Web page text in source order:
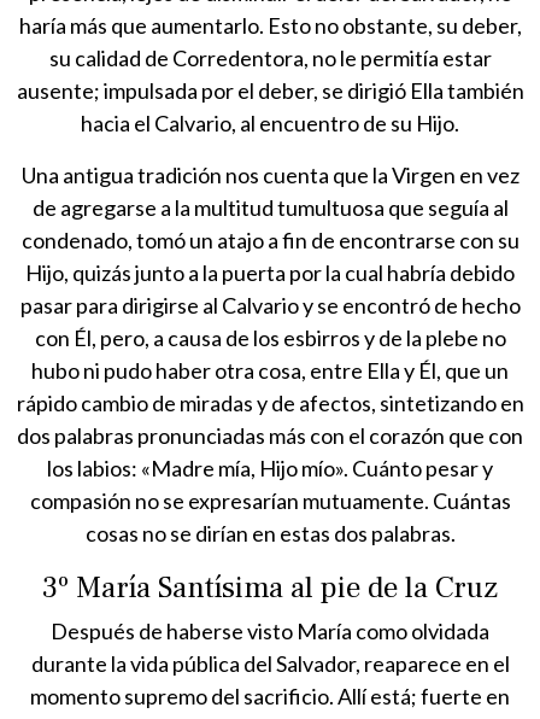
haría más que aumentarlo. Esto no obstante, su deber,
su calidad de Corredentora, no le permitía estar
ausente; impulsada por el deber, se dirigió Ella también
hacia el Calvario, al encuentro de su Hijo.
Una antigua tradición nos cuenta que la Virgen en vez
de agregarse a la multitud tumultuosa que seguía al
condenado, tomó un atajo a fin de encontrarse con su
Hijo, quizás junto a la puerta por la cual habría debido
pasar para dirigirse al Calvario y se encontró de hecho
con Él, pero, a causa de los esbirros y de la plebe no
hubo ni pudo haber otra cosa, entre Ella y Él, que un
rápido cambio de miradas y de afectos, sintetizando en
dos palabras pronunciadas más con el corazón que con
los labios: «Madre mía, Hijo mío». Cuánto pesar y
compasión no se expresarían mutuamente. Cuántas
cosas no se dirían en estas dos palabras.
3º María Santísima al pie de la Cruz
Después de haberse visto María como olvidada
durante la vida pública del Salvador, reaparece en el
momento supremo del sacrificio. Allí está; fuerte en